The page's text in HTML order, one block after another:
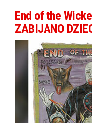
End of the
ZABIJANO